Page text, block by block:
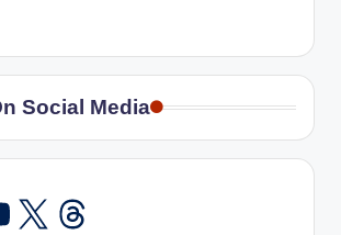
Social Media
X Threads